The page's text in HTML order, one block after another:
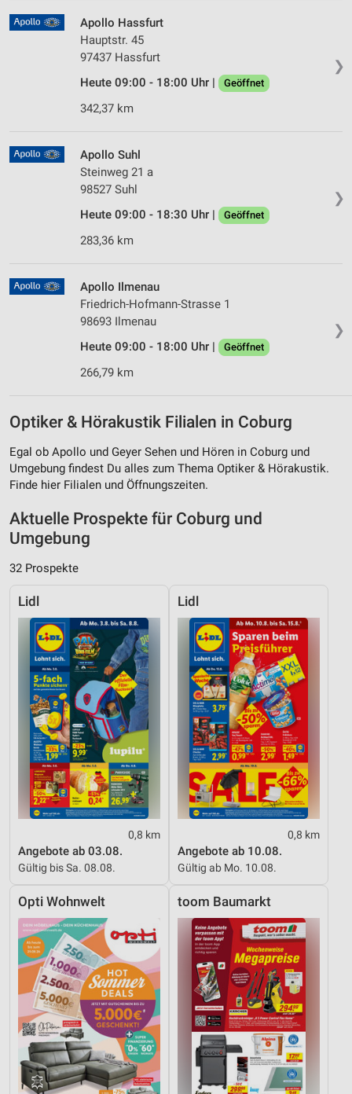
❯
Apollo Hassfurt
Hauptstr. 45
97437 Hassfurt
Heute 09:00 - 18:00 Uhr |
Geöffnet
342,37 km
❯
Apollo Suhl
Steinweg 21 a
98527 Suhl
Heute 09:00 - 18:30 Uhr |
Geöffnet
283,36 km
❯
Apollo Ilmenau
Friedrich-Hofmann-Strasse 1
98693 Ilmenau
Heute 09:00 - 18:00 Uhr |
Geöffnet
266,79 km
Optiker & Hörakustik Filialen in Coburg
Egal ob Apollo und Geyer Sehen und Hören in Coburg und
Umgebung findest Du alles zum Thema Optiker & Hörakustik.
Finde hier Filialen und Öffnungszeiten.
Aktuelle Prospekte für Coburg und
Umgebung
32 Prospekte
Lidl
0,8 km
Angebote ab 03.08.
Gültig bis Sa. 08.08.
Lidl
0,8 km
Angebote ab 10.08.
Gültig ab Mo. 10.08.
Opti Wohnwelt toom Baumarkt